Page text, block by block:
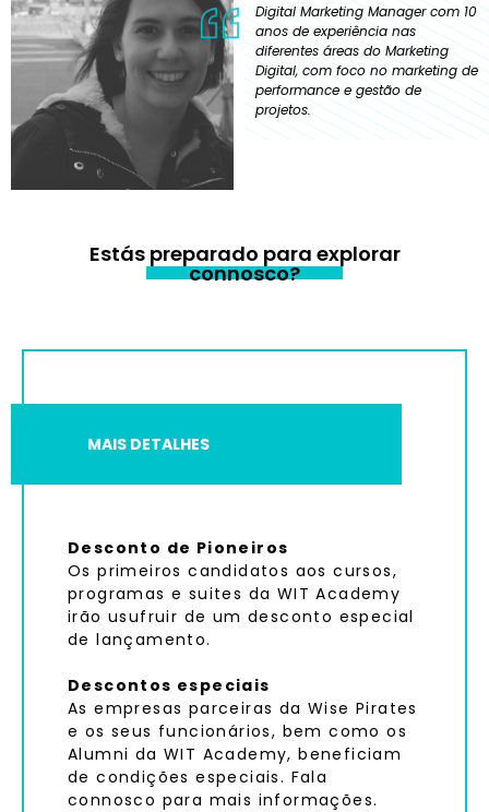
Digital Marketing Manager com 10
anos de experiência nas
diferentes áreas do Marketing
Digital, com foco no marketing de
performance e gestão de
projetos.
Estás preparado para explorar
connosco?
MAIS DETALHES
Desconto de Pioneiros
Os primeiros candidatos aos cursos,
programas e suites da WIT Academy
irão usufruir de um desconto especial
de lançamento.
Descontos especiais
As empresas parceiras da Wise Pirates
e os seus funcionários, bem como os
Alumni da WIT Academy, beneficiam
de condições especiais. Fala
connosco para mais informações.